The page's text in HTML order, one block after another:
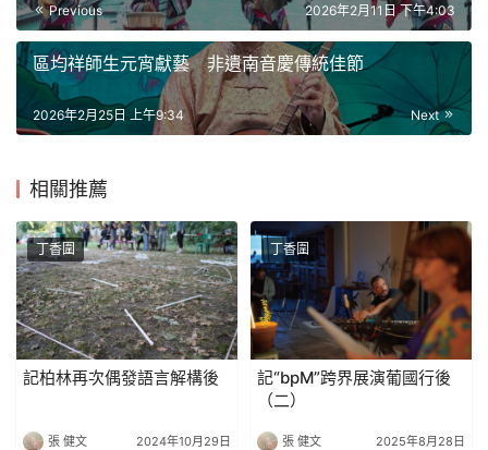
Previous 2026年2月11日 下午4:03
區均祥師生元宵獻藝 非遺南音慶傳統佳節
Next
2026年2月25日 上午9:34
相關推薦
丁香圍
記柏林再次偶發語言解構後
張 健文 2024年10月29日
丁香圍
記“bpM”跨界展演葡國行後
（二）
張 健文 2025年8月28日